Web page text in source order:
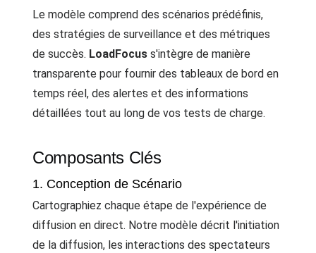
Le modèle comprend des scénarios prédéfinis,
des stratégies de surveillance et des métriques
de succès. LoadFocus s'intègre de manière
transparente pour fournir des tableaux de bord en
temps réel, des alertes et des informations
détaillées tout au long de vos tests de charge.
Composants Clés
1. Conception de Scénario
Cartographiez chaque étape de l'expérience de
diffusion en direct. Notre modèle décrit l'initiation
de la diffusion, les interactions des spectateurs